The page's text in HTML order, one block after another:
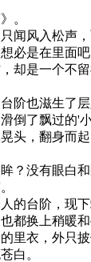
。
闻风入松声，
必是在里面吧
却是一个不
阶也滋生了层
倒了飘过的'小
头，翻身而
？没有眼白
的台阶，现下
都换上稍暖
里衣，外只披
白。